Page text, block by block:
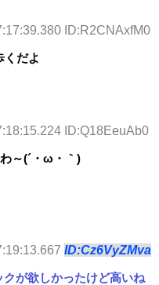
ID:R2CNAxfM0
くだよ
ID:Q18EeuAb0
～(´・ω・｀)
ID:Cz6VyZMva
が欲しかったけど高いね